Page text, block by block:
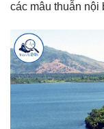
các mâu thuẫn nội